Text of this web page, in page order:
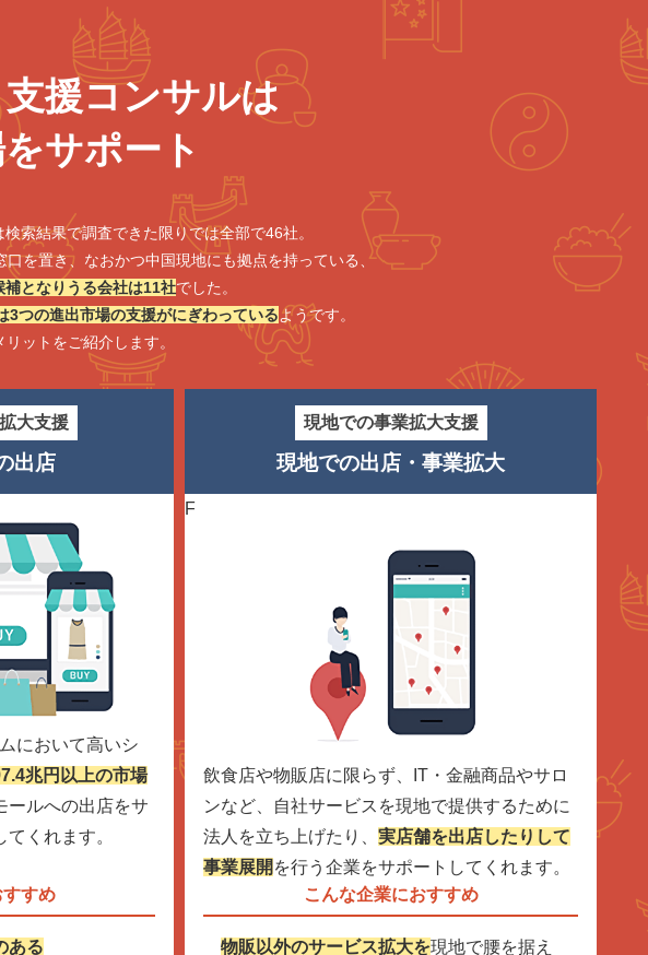
支援コンサルは
サポート
索結果で調査できた限りでは全部で46社。
を置き、なおかつ中国現地にも拠点を持っている、
補となりうる会社は11社でした。
3つの進出市場の支援がにぎわっているようです。
ットをご紹介します。
大支援
出店
において高いシ
兆円以上の市場
ールへの出店をサ
くれます。
すすめ
ある
現地での事業拡大支援
現地での出店・事業拡大
F
飲食店や物販店に限らず、IT・金融商品やサロ
ンなど、自社サービスを現地で提供するために
法人を立ち上げたり、実店舗を出店したりして
事業展開 を行う企業をサポートしてくれます。
こんな企業におすすめ
物販以外のサービス拡大を現地で腰を据え